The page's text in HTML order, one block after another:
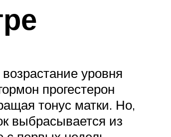
уровня
прогестерон
тонус матки. Но,
выбрасывается из